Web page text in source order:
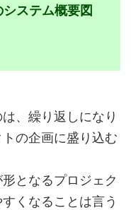
ステム概要図
、繰り返しになり
の企画に盛り込む
となるプロジェク
くなることは言う